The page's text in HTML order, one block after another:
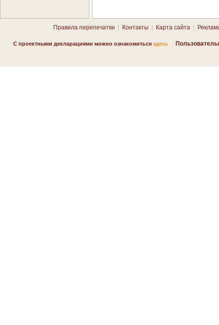
Правила перепечатки Контакты Карта сайта
С проектными декларациями можно ознакомиться здесь